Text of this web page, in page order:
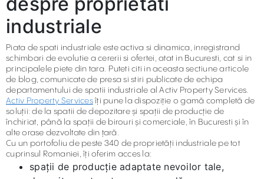
industriale
Piata de spati industriale este activa si dinamica, inregistrand
schimbari de evolutie a cererii si ofertei, atat in Bucuresti, cat si in
principalele piete din tara. Puteti citi in aceasta sectiune articole
de blog, comunicate de presa si stiri publicate de echipa
departamentului de spatii industriale al Activ Property Services.
Activ Property Servicesîți pune la dispoziție o gamă completă de
soluții: de la spatii de depozitare și spații de producție de
închiriat, până la spații de birouri și comerciale, în Bucuresti și în
alte orase dezvoltate din țară.
Cu un portofoliu de peste 340 de proprietăți industriale pe tot
cuprinsul Romaniei, îți oferim acces la:
spații de producție adaptate nevoilor tale,